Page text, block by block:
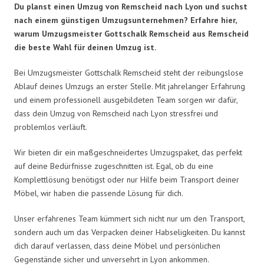
Du planst einen Umzug von Remscheid nach Lyon und suchst
nach einem günstigen Umzugsunternehmen? Erfahre hier,
warum Umzugsmeister Gottschalk Remscheid aus Remscheid
die beste Wahl für deinen Umzug ist.
Bei Umzugsmeister Gottschalk Remscheid steht der reibungslose
Ablauf deines Umzugs an erster Stelle. Mit jahrelanger Erfahrung
und einem professionell ausgebildeten Team sorgen wir dafür,
dass dein Umzug von Remscheid nach Lyon stressfrei und
problemlos verläuft.
Wir bieten dir ein maßgeschneidertes Umzugspaket, das perfekt
auf deine Bedürfnisse zugeschnitten ist. Egal, ob du eine
Komplettlösung benötigst oder nur Hilfe beim Transport deiner
Möbel, wir haben die passende Lösung für dich.
Unser erfahrenes Team kümmert sich nicht nur um den Transport,
sondern auch um das Verpacken deiner Habseligkeiten. Du kannst
dich darauf verlassen, dass deine Möbel und persönlichen
Gegenstände sicher und unversehrt in Lyon ankommen.